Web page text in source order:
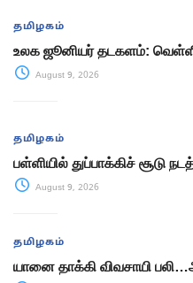
தமிழகம்
உலக ஜூனியர் தடகளம்:
August 9, 2026
தமிழகம்
பள்ளியில் துப்பாக்கிச்
August 9, 2026
தமிழகம்
யானை தாக்கி விவசாயி